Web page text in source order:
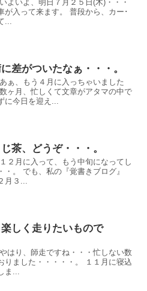
よいよ、明日７月２５日(木)・・・
が入って来ます。 普段から、カー･
...
差がついたなぁ・・・。
ぁ、もう４月に入っちゃいました
ヶ月、忙しくて文章がアタマの中で
に今日を迎え...
茶、どうぞ・・・。
２月に入って、もう中旬になってし
・。 でも、私の『覚書きブログ』
月３...
しく走りたいもので
はり、師走ですね・・・忙しない数
りました・・・・・。 １１月に寝込
ま...